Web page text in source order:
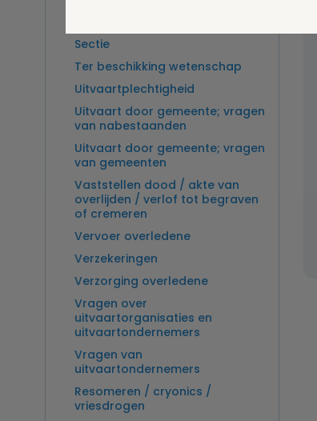
Sectie
Ter beschikking wetenschap
Uitvaartplechtigheid
Uitvaart door gemeente; vragen
van nabestaanden
Uitvaart door gemeente; vragen
van gemeenten
Vaststellen dood / akte van
overlijden / verlof tot begraven
of cremeren
Vervoer overledene
Verzekeringen
Verzorging overledene
Vragen over
uitvaartorganisaties en
uitvaartondernemers
Vragen van
uitvaartondernemers
Resomeren / cryonics /
vriesdrogen